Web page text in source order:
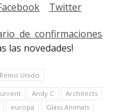
Twitter
de confirmaciones
las novedades!
Reino Unido
Andy C
Architects
europa
Glass Animals